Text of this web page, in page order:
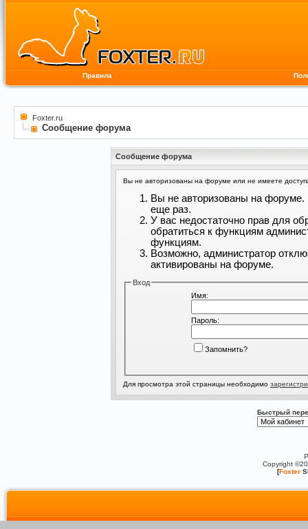
Правила
Foxter.ru
Сообщение форума
Сообщение форума
Вы не авторизованы на форуме или не имеете
Вы не авторизованы на форуме.
еще раз.
У вас недостаточно прав для
обратиться к функциям
функциям.
Возможно, администратор
активированы на форуме.
Вход
Имя:
Пароль:
Запомнить?
Для просмотра этой страницы необходимо
Быстрый
Copyright
[Foxter